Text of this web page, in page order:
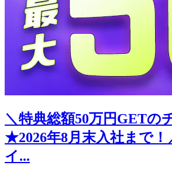
＼特典総額50万円GETの
★2026年8月末入社まで！
イ...